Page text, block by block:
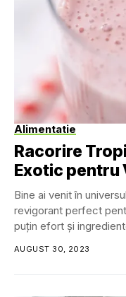
Alimentatie
Racorire
Exotic pentru
Bine ai venit în
revigorant perfect
puțin efort și
AUGUST 30, 2023